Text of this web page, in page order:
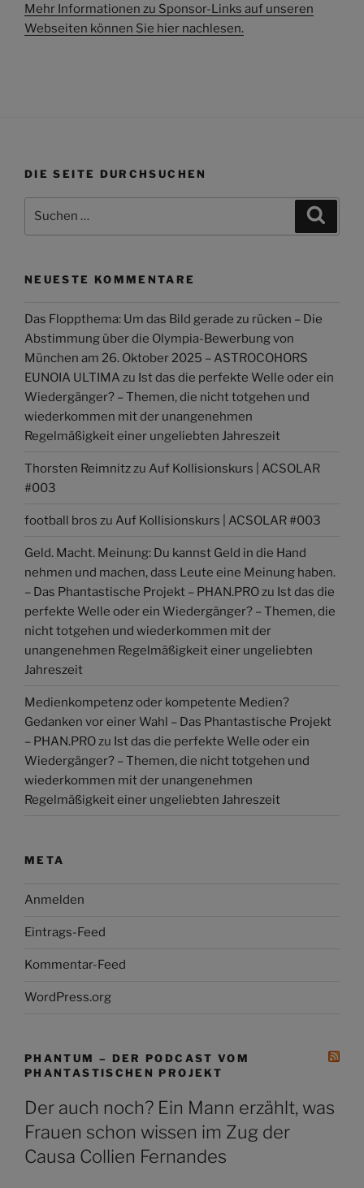
Mehr Informationen zu Sponsor-Links auf unseren
Webseiten können Sie hier nachlesen.
DIE SEITE DURCHSUCHEN
NEUESTE KOMMENTARE
Das Floppthema: Um das Bild gerade zu rücken – Die
Abstimmung über die Olympia-Bewerbung von
München am 26. Oktober 2025 – ASTROCOHORS
EUNOIA ULTIMA zu Ist das die perfekte Welle oder ein
Wiedergänger? – Themen, die nicht totgehen und
wiederkommen mit der unangenehmen
Regelmäßigkeit einer ungeliebten Jahreszeit
Thorsten Reimnitz zu Auf Kollisionskurs | ACSOLAR
#003
football bros zu Auf Kollisionskurs | ACSOLAR #003
Geld. Macht. Meinung: Du kannst Geld in die Hand
nehmen und machen, dass Leute eine Meinung haben.
– Das Phantastische Projekt – PHAN.PRO zu Ist das die
perfekte Welle oder ein Wiedergänger? – Themen, die
nicht totgehen und wiederkommen mit der
unangenehmen Regelmäßigkeit einer ungeliebten
Jahreszeit
Medienkompetenz oder kompetente Medien?
Gedanken vor einer Wahl – Das Phantastische Projekt
– PHAN.PRO zu Ist das die perfekte Welle oder ein
Wiedergänger? – Themen, die nicht totgehen und
wiederkommen mit der unangenehmen
Regelmäßigkeit einer ungeliebten Jahreszeit
META
Anmelden
Eintrags-Feed
Kommentar-Feed
WordPress.org
PHANTUM – DER PODCAST VOM
PHANTASTISCHEN PROJEKT
Der auch noch? Ein Mann erzählt, was
Frauen schon wissen im Zug der
Causa Collien Fernandes